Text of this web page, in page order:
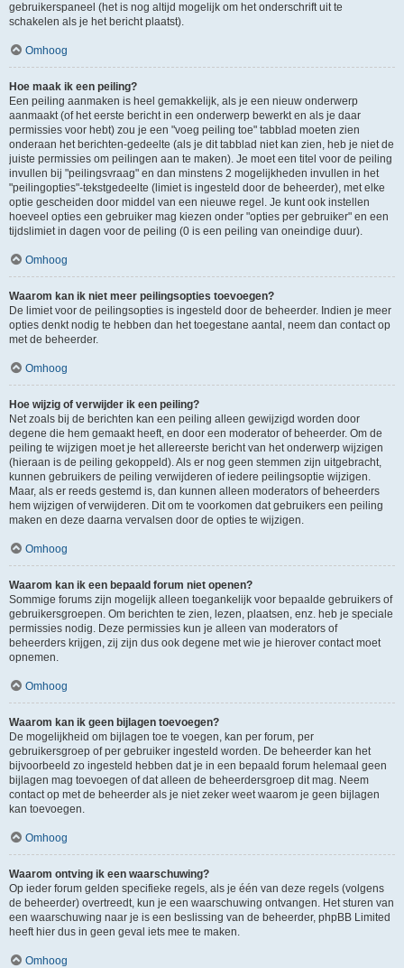
gebruikerspaneel (het is nog altijd mogelijk om het onderschrift uit te
schakelen als je het bericht plaatst).
Omhoog
Hoe maak ik een peiling?
Een peiling aanmaken is heel gemakkelijk, als je een nieuw onderwerp
aanmaakt (of het eerste bericht in een onderwerp bewerkt en als je daar
permissies voor hebt) zou je een "voeg peiling toe" tabblad moeten zien
onderaan het berichten-gedeelte (als je dit tabblad niet kan zien, heb je niet de
juiste permissies om peilingen aan te maken). Je moet een titel voor de peiling
invullen bij "peilingsvraag" en dan minstens 2 mogelijkheden invullen in het
"peilingopties"-tekstgedeelte (limiet is ingesteld door de beheerder), met elke
optie gescheiden door middel van een nieuwe regel. Je kunt ook instellen
hoeveel opties een gebruiker mag kiezen onder "opties per gebruiker" en een
tijdslimiet in dagen voor de peiling (0 is een peiling van oneindige duur).
Omhoog
Waarom kan ik niet meer peilingsopties toevoegen?
De limiet voor de peilingsopties is ingesteld door de beheerder. Indien je meer
opties denkt nodig te hebben dan het toegestane aantal, neem dan contact op
met de beheerder.
Omhoog
Hoe wijzig of verwijder ik een peiling?
Net zoals bij de berichten kan een peiling alleen gewijzigd worden door
degene die hem gemaakt heeft, en door een moderator of beheerder. Om de
peiling te wijzigen moet je het allereerste bericht van het onderwerp wijzigen
(hieraan is de peiling gekoppeld). Als er nog geen stemmen zijn uitgebracht,
kunnen gebruikers de peiling verwijderen of iedere peilingsoptie wijzigen.
Maar, als er reeds gestemd is, dan kunnen alleen moderators of beheerders
hem wijzigen of verwijderen. Dit om te voorkomen dat gebruikers een peiling
maken en deze daarna vervalsen door de opties te wijzigen.
Omhoog
Waarom kan ik een bepaald forum niet openen?
Sommige forums zijn mogelijk alleen toegankelijk voor bepaalde gebruikers of
gebruikersgroepen. Om berichten te zien, lezen, plaatsen, enz. heb je speciale
permissies nodig. Deze permissies kun je alleen van moderators of
beheerders krijgen, zij zijn dus ook degene met wie je hierover contact moet
opnemen.
Omhoog
Waarom kan ik geen bijlagen toevoegen?
De mogelijkheid om bijlagen toe te voegen, kan per forum, per
gebruikersgroep of per gebruiker ingesteld worden. De beheerder kan het
bijvoorbeeld zo ingesteld hebben dat je in een bepaald forum helemaal geen
bijlagen mag toevoegen of dat alleen de beheerdersgroep dit mag. Neem
contact op met de beheerder als je niet zeker weet waarom je geen bijlagen
kan toevoegen.
Omhoog
Waarom ontving ik een waarschuwing?
Op ieder forum gelden specifieke regels, als je één van deze regels (volgens
de beheerder) overtreedt, kun je een waarschuwing ontvangen. Het sturen van
een waarschuwing naar je is een beslissing van de beheerder, phpBB Limited
heeft hier dus in geen geval iets mee te maken.
Omhoog